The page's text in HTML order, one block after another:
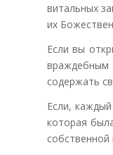
витальных
их
Если вы
враждебным
содержать
Если,
которая